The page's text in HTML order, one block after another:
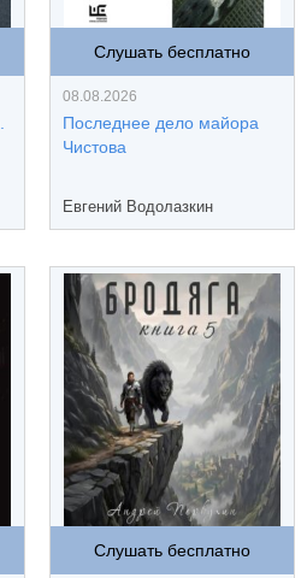
Слушать бесплатно
08.08.2026
Последнее дело майора
Чистова
Евгений Водолазкин
Слушать бесплатно